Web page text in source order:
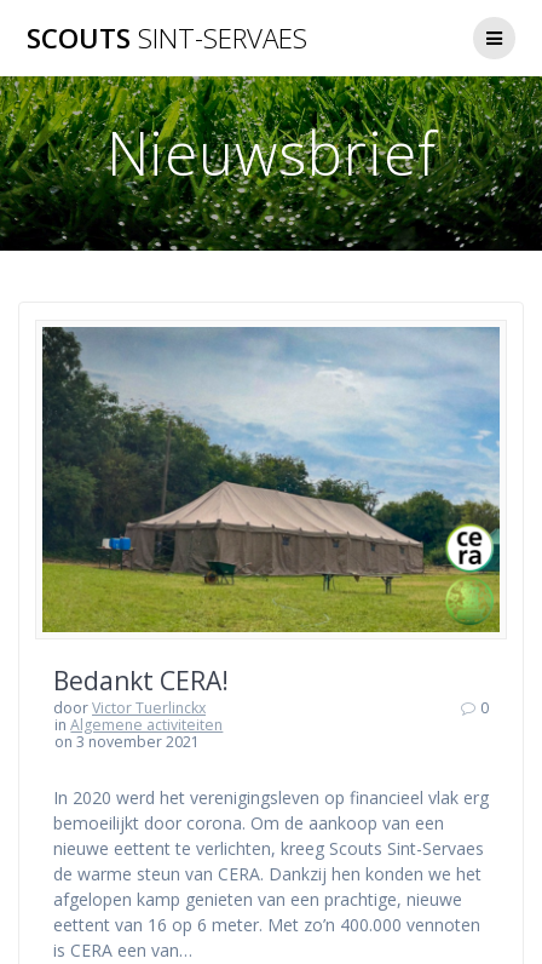
naar
inhoud
SCOUTS SINT-SERVAES
Nieuwsbrief
Bedankt CERA!
doorVictor Tuerlinckx
inAlgemene activiteiten
on 3 november 2021
0
In 2020 werd het verenigingsleven op financieel vlak erg
bemoeilijkt door corona. Om de aankoop van een
nieuwe eettent te verlichten, kreeg Scouts Sint-Servaes
de warme steun van CERA. Dankzij hen konden we het
afgelopen kamp genieten van een prachtige, nieuwe
eettent van 16 op 6 meter. Met zo’n 400.000 vennoten
is CERA een van…